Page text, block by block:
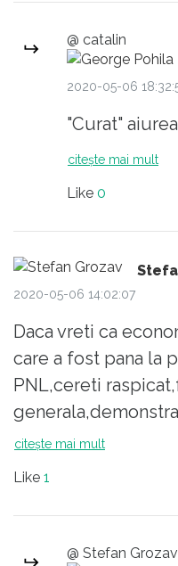
@ catalin
2020-05-06
"Curat"
citește mai mult
Like 0
2020-05-06 14:02:07
Daca vreti ca
care a fost pana la
PNL,cereti
si Presedentiei, sa
100%.
citește mai mult
Like 1
@ Stefan Grozav